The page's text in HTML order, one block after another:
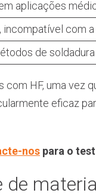
aplicações
incompatível com a
de
com HF, uma vez
eficaz
nos para o
de